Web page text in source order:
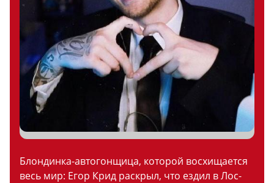
Блондинка-автогонщица, которой восхищается
весь мир: Егор Крид раскрыл, что ездил в Лос-